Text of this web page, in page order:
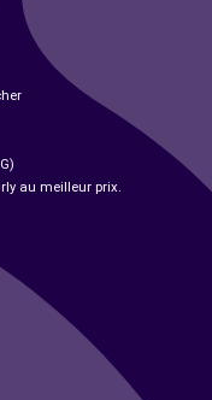
au meilleur prix.